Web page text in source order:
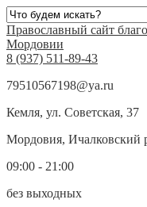
Православный сайт
Мордовии
8 (937) 511-89-43
79510567198@ya.ru
Кемля, ул. Советская, 37
Мордовия, Ичалковский
09:00 - 21:00
без выходных